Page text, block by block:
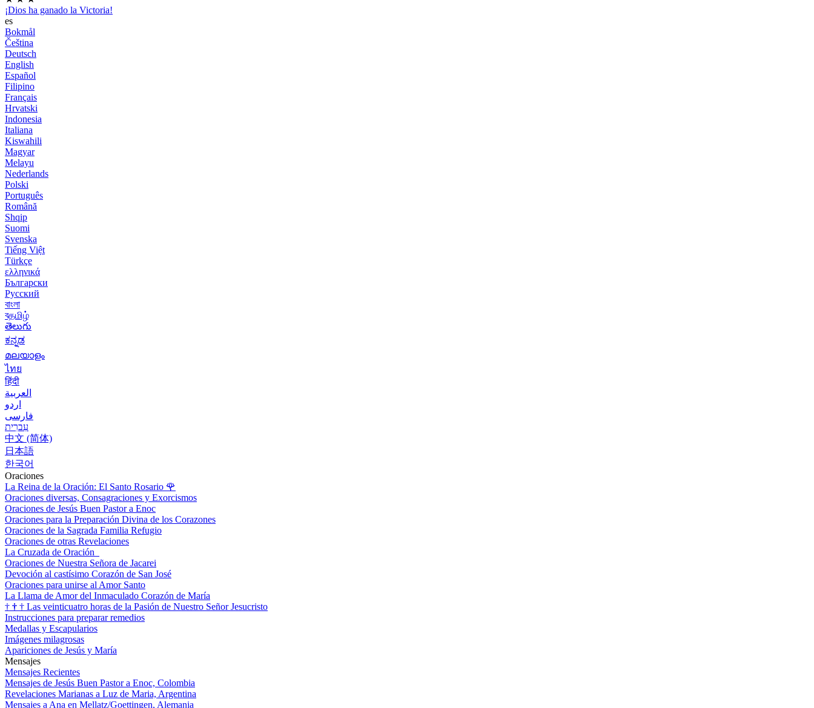
¡Dios ha ganado la Victoria!
es
Bokmål
Čeština
Deutsch
English
Español
Filipino
Français
Hrvatski
Indonesia
Italiana
Kiswahili
Magyar
Melayu
Nederlands
Polski
Português
Română
Shqip
Suomi
Svenska
Tiếng Việt
Türkçe
ελληνικά
Български
Русский
বাংলা
বதமிழ்
తెలుగు
ಕನ್ನಡ
മലയാളം
ไทย
हिंदी
العربية
اردو
فارسی
עִברִית
中文 (简体)
日本語
한국어
Oraciones
La Reina de la Oración: El Santo Rosario 🌹
Oraciones diversas, Consagraciones y Exorcismos
Oraciones de Jesús Buen Pastor a Enoc
Oraciones para la Preparación Divina de los Corazones
Oraciones de la Sagrada Familia Refugio
Oraciones de otras Revelaciones
La Cruzada de Oración
Oraciones de Nuestra Señora de Jacarei
Devoción al castísimo Corazón de San José
Oraciones para unirse al Amor Santo
La Llama de Amor del Inmaculado Corazón de María
† † † Las veinticuatro horas de la Pasión de Nuestro Señor Jesucristo
Instrucciones para preparar remedios
Medallas y Escapularios
Imágenes milagrosas
Apariciones de Jesús y María
Mensajes
Mensajes Recientes
Mensajes de Jesús Buen Pastor a Enoc, Colombia
Revelaciones Marianas a Luz de Maria, Argentina
Mensajes a Ana en Mellatz/Goettingen, Alemania